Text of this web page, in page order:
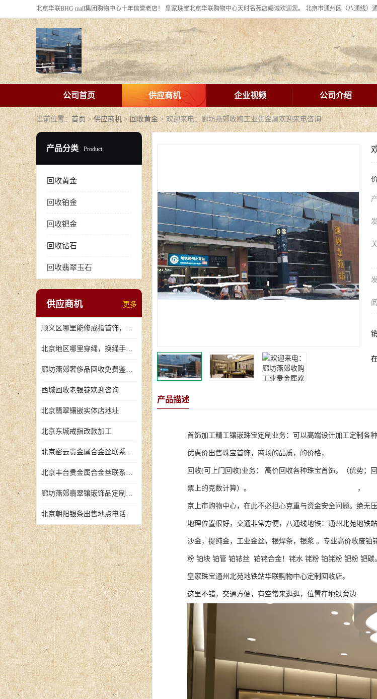
公司首页 供应商机 企业视频 公司介绍
当前位置： 首页>供应商机 >回收黄金> 欢迎来电：廊坊燕郊收购工业贵金属欢迎来电咨询
产品分类 Product
回收黄金
回收铂金
回收钯金
回收钻石
回收翡翠玉石
供应商机 更多
顺义区哪里能修戒指首饰，爪断裂了
北京地区哪里穿绳，换绳手串的地方
廊坊燕郊奢侈品回收免费鉴定，无手续费回收价格
西城回收老银锭欢迎咨询
北京翡翠镶嵌实体店地址
北京东城戒指改款加工
北京密云贵金属合金丝联系地址
北京丰台贵金属合金丝联系地址
廊坊燕郊翡翠镶嵌饰品定制店铺
北京朝阳银条出售地点电话
产品描述
首饰加工精工镶嵌珠宝定制业务：可以高端设计加工定制各
优惠价出售珠宝首饰，商场的品质，的价格，
回收(可上门回收)业务： 高价回收各种珠宝首饰，（优势；
票上的克数计算）。 ， 正规的购物中心
京上市购物中心，在此不必担心克重与资金安全问题。绝无
地理位置很好，交通非常方便，八通线地铁：通州北苑地
沙金，提纯金，工业金丝，银焊条，银浆 。专业高价收废
粉 铂块 铂管 铂铱丝 铂铑合金！铑水 铑粉 铂铑粉 钯粉 钯
皇家珠宝通州北苑地铁站华联购物中心定制回收店。
这里不错，交通方便，有空常来逛逛，位置在地铁旁边.